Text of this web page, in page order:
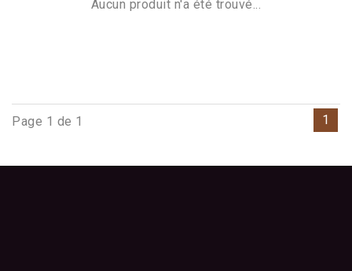
Aucun produit n'a été trouvé...
Page 1 de 1 1